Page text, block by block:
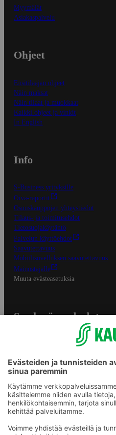
Myymälät
Asiakaspalvelu
Ohjeet
Ensitilaajan ohjeet
Näin maksat
Näin tilaat ja muokkaat
Kaikki ohjeet ja vinkit
In English
Info
S-Business yrityksille
Oiva-raportit
Osuuskauppojen yhteystiedot
Tilaus- ja toimitusehdot
Tietosuojakäytäntö
Palvelun käyttöehdot
Saavutettavuus
Mobiilisovelluksen saavutettavuus
Mainostajalle
Muuta evästeasetuksia
S-ryhmän palvelut
Yhteishyvä Ruoka -sovellus
S-ostoslista -sovellus
Prisma.fi
Sokos.fi
S-Pankki
Sokos Hotels